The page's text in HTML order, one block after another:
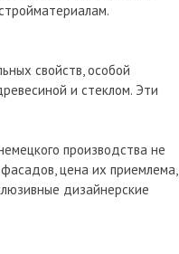
свойств, особой
и стеклом. Эти
производства не
цена их приемлема,
дизайнерские